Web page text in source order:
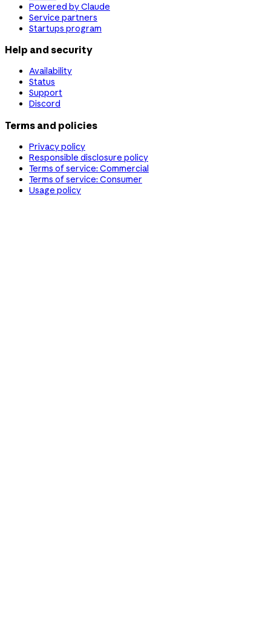
Powered by Claude
Service partners
Startups program
Help and security
Availability
Status
Support
Discord
Terms and policies
Privacy policy
Responsible disclosure policy
Terms of service: Commercial
Terms of service: Consumer
Usage policy